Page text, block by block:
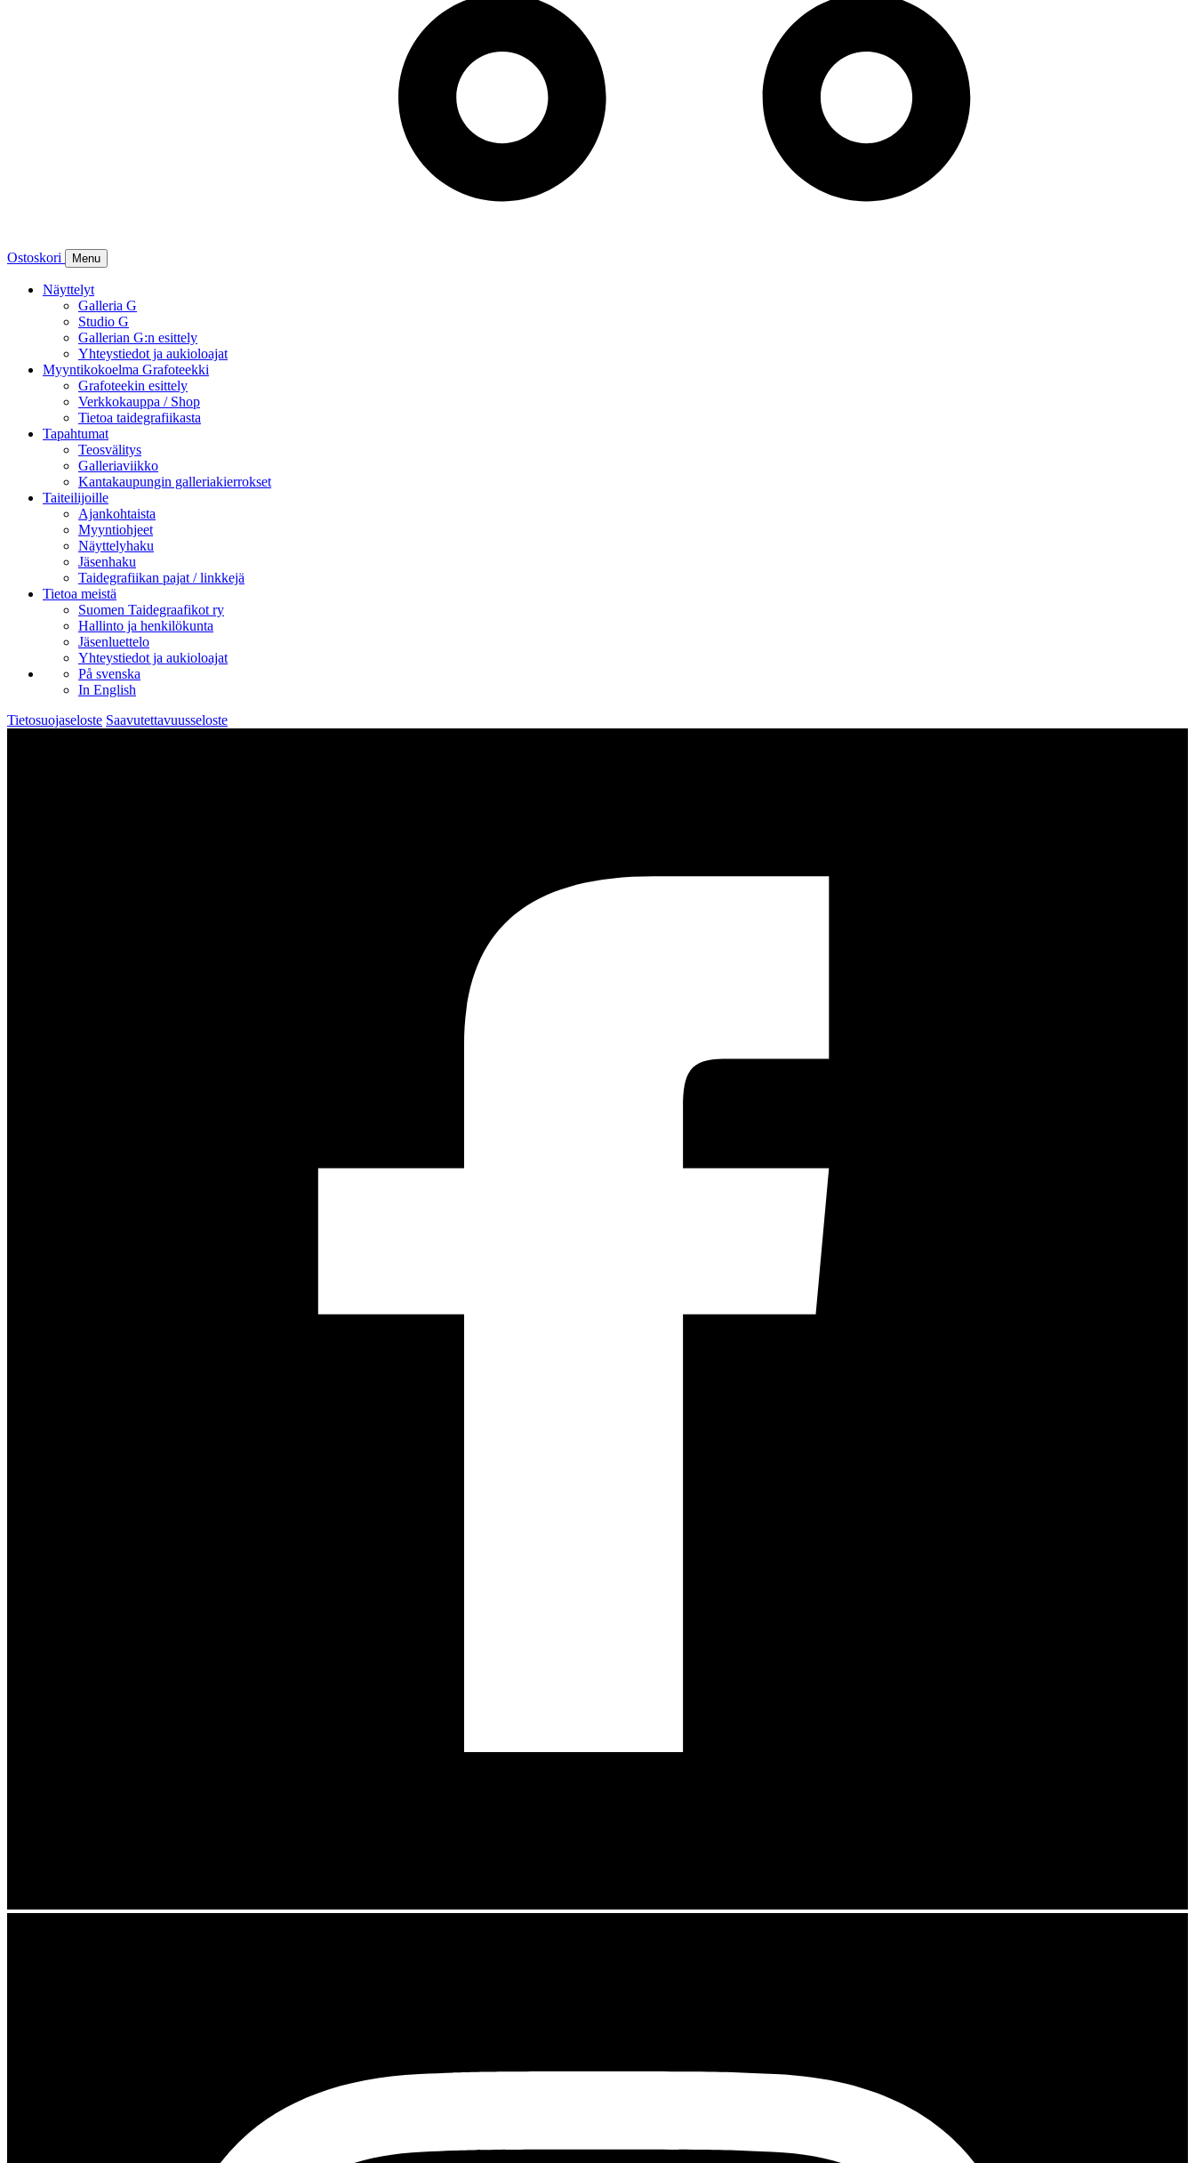
Ostoskori Menu
Näyttelyt
Galleria G
Studio G
Gallerian G:n esittely
Yhteystiedot ja aukioloajat
Myyntikokoelma Grafoteekki
Grafoteekin esittely
Verkkokauppa / Shop
Tietoa taidegrafiikasta
Tapahtumat
Teosvälitys
Galleriaviikko
Kantakaupungin galleriakierrokset
Taiteilijoille
Ajankohtaista
Myyntiohjeet
Näyttelyhaku
Jäsenhaku
Taidegrafiikan pajat / linkkejä
Tietoa meistä
Suomen Taidegraafikot ry
Hallinto ja henkilökunta
Jäsenluettelo
Yhteystiedot ja aukioloajat
På svenska
In English
Tietosuojaseloste Saavutettavuusseloste